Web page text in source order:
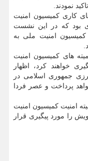
نمودند.
کاری کمیسیون امنیت
بود که در این نشست
امنیت ملی به
های کمیسیون امنیت
خواهند کرد، اظهار
جمهوری اسلامی در
پرداخت و عصر فردا
امنیت کمیسیون امنیت
را مورد پیگیری قرار